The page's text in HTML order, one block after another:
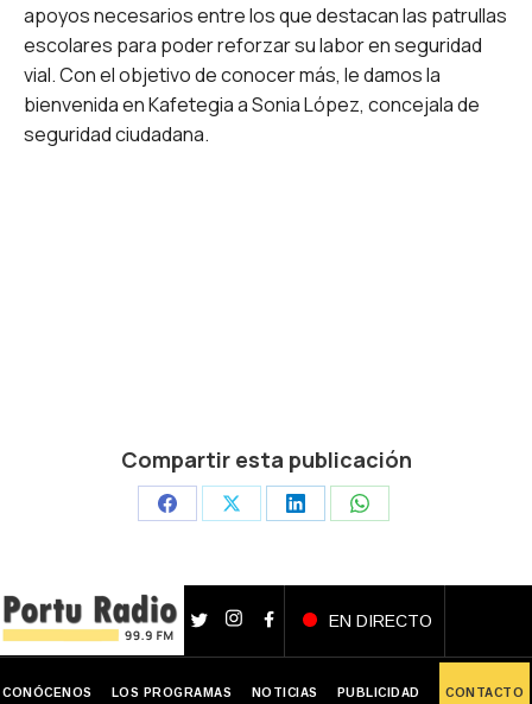
apoyos necesarios entre los que destacan las patrullas
escolares para poder reforzar su labor en seguridad
vial. Con el objetivo de conocer más, le damos la
bienvenida en Kafetegia a Sonia López, concejala de
seguridad ciudadana.
Compartir esta publicación
Share
Facebook
Share
X
Share
LinkedIn
Share
WhatsApp
EN DIRECTO
CONÓCENOS LOS PROGRAMAS NOTICIAS PUBLICIDAD CONTACTO